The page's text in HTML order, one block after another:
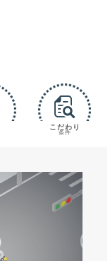
こだわり
条件